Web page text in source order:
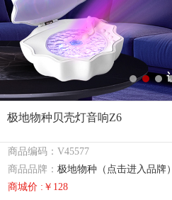
极地物种贝壳灯音响Z6
商品编码：V45577
商品品牌：极地物种（点击进入品牌）
商城价 :￥128